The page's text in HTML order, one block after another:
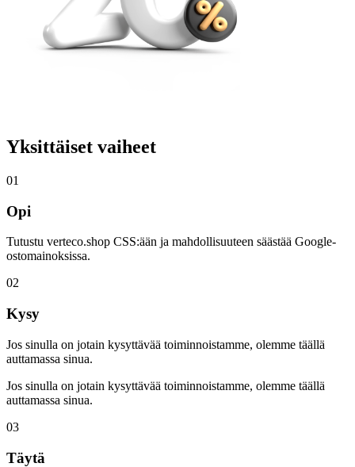
Yksittäiset vaiheet
01
Opi
Tutustu verteco.shop CSS:ään ja mahdollisuuteen säästää Google-
ostomainoksissa.
02
Kysy
Jos sinulla on jotain kysyttävää toiminnoistamme, olemme täällä
auttamassa sinua.
Jos sinulla on jotain kysyttävää toiminnoistamme, olemme täällä
auttamassa sinua.
03
Täytä